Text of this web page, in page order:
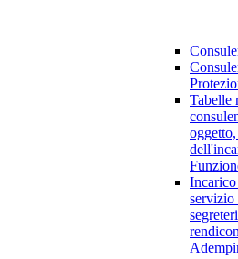
Tabelle
servizio